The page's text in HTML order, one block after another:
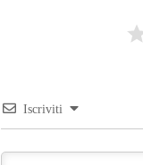
Iscriviti